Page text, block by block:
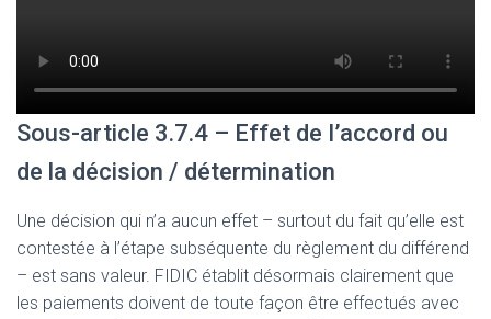
Sous-article 3.7.4 – Effet de I’accord ou
de la décision / détermination
Une décision qui n’a aucun effet – surtout du fait qu’elle est
contestée à l’étape subséquente du règlement du différend
– est sans valeur. FIDIC établit désormais clairement que
les paiements doivent de toute façon être effectués avec